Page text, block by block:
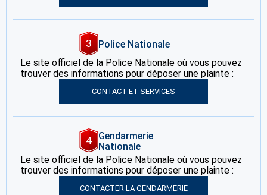
3
Police Nationale
Le site officiel de la Police Nationale où vous pouvez
trouver des informations pour déposer une plainte :
CONTACT ET SERVICES
4
Gendarmerie
Nationale
Le site officiel de la Police Nationale où vous pouvez
trouver des informations pour déposer une plainte :
CONTACTER LA GENDARMERIE